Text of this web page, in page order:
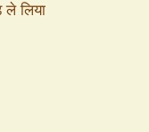
ले लिया